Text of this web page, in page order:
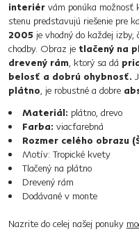
interiér vám ponúka možnosť
stenu predstavujú riešenie pre
2005 je vhodný do každej izby,
chodby. Obraz je tlačený na
drevený rám, ktorý sa dá
belosť a dobrú ohybnosť.
plátno, je robustné a dobre
Materiál: plátno, drevo
Farba: viacfarebná
Rozmer celého obrazu
Motív: Tropické kvety
Tlačený na plátno
Drevený rám
Dodávané v monte
Nazrite do celej našej ponuky